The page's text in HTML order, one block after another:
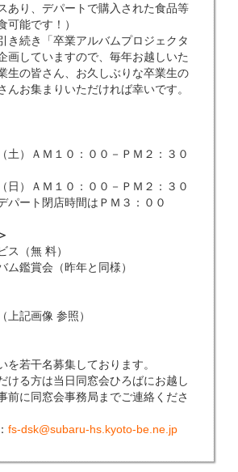
あり、デパートで購入された食品等
可能です！）
き続き「卒業アルバムプロジェクタ
画していますので、毎年お越しいた
生の皆さん、お久しぶりな卒業生の
んお集まりいただければ幸いです。
土）ＡＭ１０：００－ＰＭ２：３０
日）ＡＭ１０：００－ＰＭ２：３０
ート閉店時間はＰＭ３：００
（無 料）
鑑賞会（昨年と同様）
上記画像 参照）
を若干名募集しております。
ける方は当日同窓会ひろばにお越し
前に同窓会事務局までご連絡くださ
fs-dsk@subaru-hs.kyoto-be.ne.jp